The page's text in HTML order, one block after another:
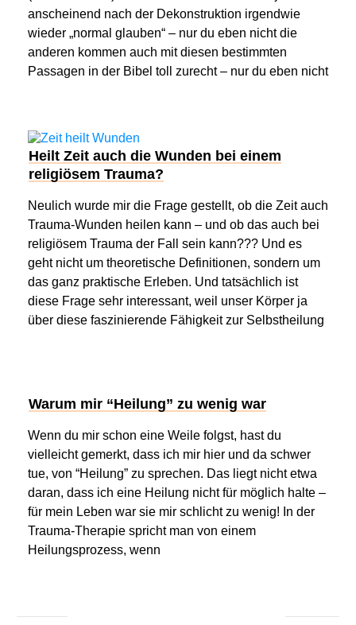
anscheinend nach der Dekonstruktion irgendwie
wieder „normal glauben“ – nur du eben nicht die
anderen kommen auch mit diesen bestimmten
Passagen in der Bibel toll zurecht – nur du eben nicht
Heilt Zeit auch die Wunden bei einem
religiösem Trauma?
Neulich wurde mir die Frage gestellt, ob die Zeit auch
Trauma-Wunden heilen kann – und ob das auch bei
religiösem Trauma der Fall sein kann??? Und es
geht nicht um theoretische Definitionen, sondern um
das ganz praktische Erleben. Und tatsächlich ist
diese Frage sehr interessant, weil unser Körper ja
über diese faszinierende Fähigkeit zur Selbstheilung
Warum mir “Heilung” zu wenig war
Wenn du mir schon eine Weile folgst, hast du
vielleicht gemerkt, dass ich mir hier und da schwer
tue, von “Heilung” zu sprechen. Das liegt nicht etwa
daran, dass ich eine Heilung nicht für möglich halte –
für mein Leben war sie mir schlicht zu wenig! In der
Trauma-Therapie spricht man von einem
Heilungsprozess, wenn